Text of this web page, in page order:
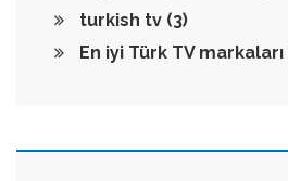
turkish tv (3)
En iyi Türk TV markaları